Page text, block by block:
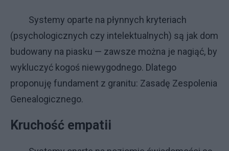
Systemy oparte na płynnych kryteriach
(psychologicznych czy intelektualnych) są jak dom
budowany na piasku — zawsze można je nagiąć, by
wykluczyć kogoś niewygodnego. Dlatego
proponuję fundament z granitu: Zasadę Zespolenia
Genealogicznego.
Kruchość empatii